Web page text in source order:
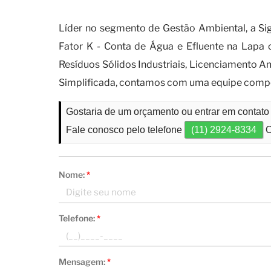
Líder no segmento de Gestão Ambiental, a
Fator K - Conta de Água e Efluente na
Resíduos Sólidos Industriais, Licenciamento
Simplificada, contamos com uma equipe
Gostaria de um orçamento ou entrar em
Fale conosco pelo telefone
(11) 2924-8334
Nome:*
Telefone:*
Mensagem:*